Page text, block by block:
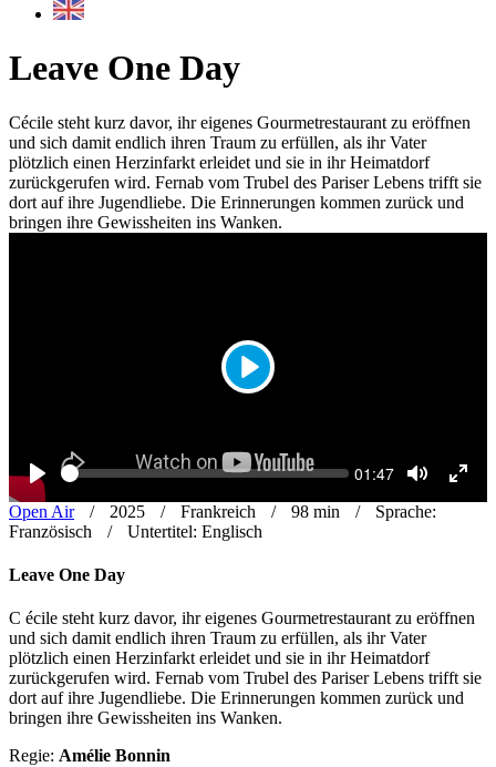
Leave One Day
Cécile steht kurz davor, ihr eigenes Gourmetrestaurant zu eröffnen
und sich damit endlich ihren Traum zu erfüllen, als ihr Vater
plötzlich einen Herzinfarkt erleidet und sie in ihr Heimatdorf
zurückgerufen wird. Fernab vom Trubel des Pariser Lebens trifft sie
dort auf ihre Jugendliebe. Die Erinnerungen kommen zurück und
bringen ihre Gewissheiten ins Wanken.
Play
Play
Seek Current
01:47
Mute
Open Air 2025 Frankreich 98 min
Sprache:
Französisch
Untertitel: Englisch
Leave One Day
C écile steht kurz davor, ihr eigenes Gourmetrestaurant zu eröffnen
und sich damit endlich ihren Traum zu erfüllen, als ihr Vater
plötzlich einen Herzinfarkt erleidet und sie in ihr Heimatdorf
zurückgerufen wird. Fernab vom Trubel des Pariser Lebens trifft sie
dort auf ihre Jugendliebe. Die Erinnerungen kommen zurück und
bringen ihre Gewissheiten ins Wanken.
Regie: Amélie Bonnin